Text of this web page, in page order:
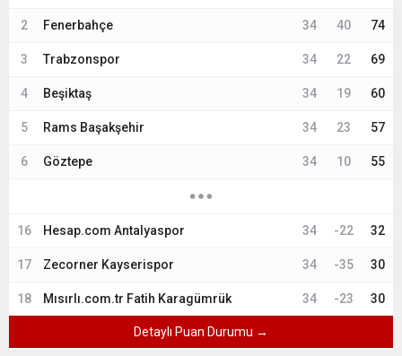
2 Fenerbahçe 34 40 74
3 Trabzonspor 34 22 69
4 Beşiktaş 34 19 60
5 Rams Başakşehir 34 23 57
6 Göztepe 34 10 55
16 Hesap.com Antalyaspor 34 -22 32
17 Zecorner Kayserispor 34 -35 30
18 Mısırlı.com.tr Fatih Karagümrük 34 -23 30
Detaylı Puan Durumu →